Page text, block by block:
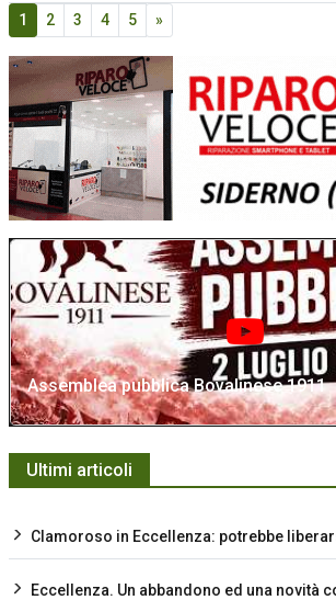
1 2 3 4 5 »
Assemblea pubblica Bovalinese 1911
Ultimi articoli
Clamoroso in Eccellenza: potrebbe
Eccellenza. Un abbandono ed una novità